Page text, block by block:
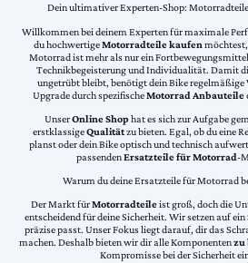
Dein ultimativer Experten-Shop:
Willkommen bei deinem Experten für maximale
du hochwertigeMotorradteile kaufen
Motorrad ist mehr als nur ein
Technikbegeisterung und Individualität. Damit
ungetrübt bleibt, benötigt dein Bike regelmäßige
Upgrade durch spezifischeMotorrad Anbauteile
UnserOnline Shophat es sich zur Aufgabe
erstklassigeQualitätzu bieten. Egal, ob du eine
planst oder dein Bike optisch und technisch
passendenErsatzteile für Motorrad-
Warum du deine Ersatzteile für Motorrad
Der Markt fürMotorradteileist groß, doch die
entscheidend für deine Sicherheit. Wir setzen auf
präzise passt. Unser Fokus liegt darauf, dir das
machen. Deshalb bieten wir dir alle Komponentenzu
Kompromisse bei der Sicherheit